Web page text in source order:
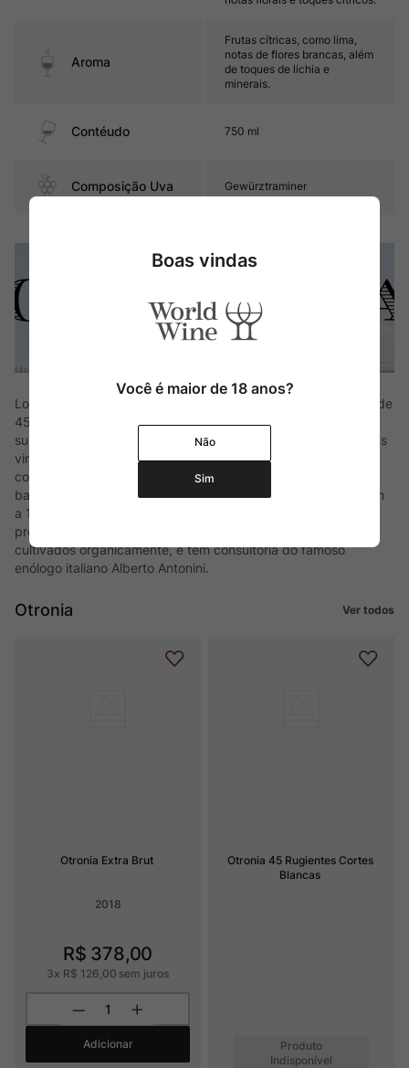
Aroma
Frutas cítricas, como lima,
notas de flores brancas, além
de toques de lichia e
minerais.
Contéudo 750 ml
Composição Uva Gewürztraminer
Localizada em Sarmiento, na sub-região de Chubut, na latitude
45o sul, Otronia está localizada em uma das regiões mais ao
sul do planeta capaz de produzir vinhos. A vinícola rotula seus
vinhos como "Patagônia Extrema", graças a um série de
condições adversas que enfrentam todos os anos, como as
baixas temperaturas, a pouca chuva e os ventos que chegam
a 110 Km/hora. Sob o comando de Alejandro Bulgheroni, a
propriedade conta com 50 hectares de vinhedos, todos
cultivados organicamente, e tem consultoria do famoso
enólogo italiano Alberto Antonini.
Otronia Ver todos
Otronia Extra Brut
2018
R$ 378,00
3x R$ 126,00 sem juros
Adicionar
Otronia 45 Rugientes Cortes
Blancas
Produto
Indisponível
Boas vindas
Você é maior de 18 anos?
Não
Sim